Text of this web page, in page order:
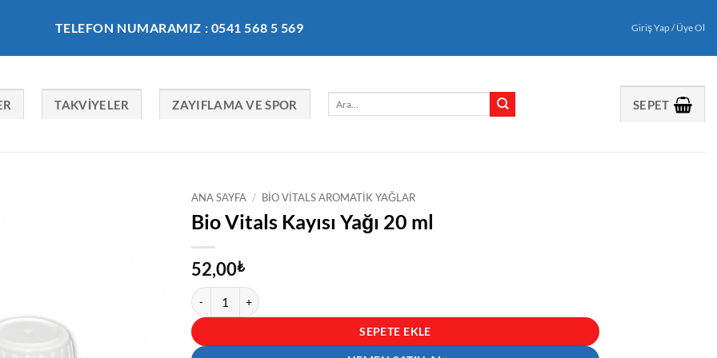
TELEFON NUMARAMIZ : 0541 568 5 569 Giriş Yap / Üye Ol
TAKVIYELER ZAYIFLAMA VE SPOR SEPET
ANA SAYFA / BIO VITALS AROMATIK YAĞLAR
Bio Vitals Kayısı Yağı 20 ml
52,00₺
Bio Vitals Kayısı Yağı 20 ml adet
SEPETE EKLE